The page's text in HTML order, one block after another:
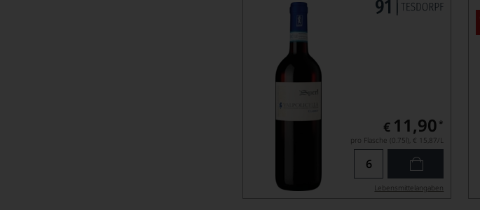
€ 11,90 *
pro Flasche (0.75l), € 15,87/L
Lebensmittel­angaben